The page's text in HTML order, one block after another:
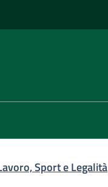
Sport e Legalità